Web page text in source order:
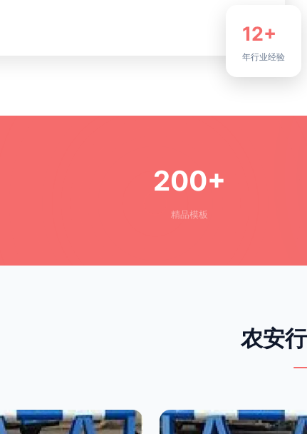
12+
年行业经验
200+
精品模板
农安